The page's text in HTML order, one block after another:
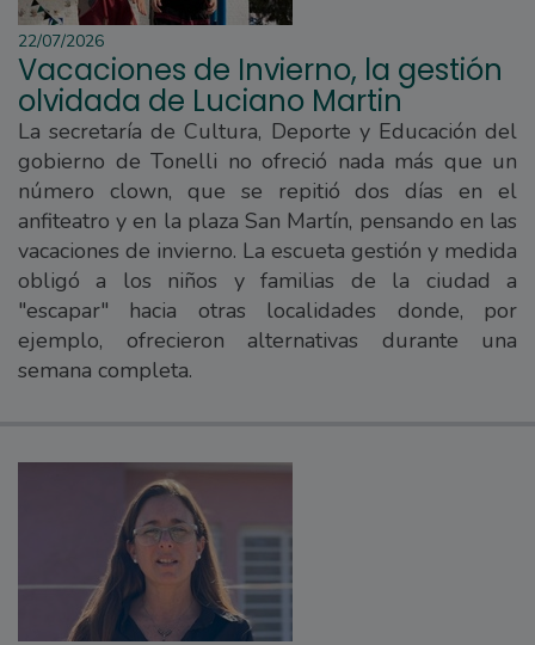
22/07/2026
Vacaciones de Invierno, la gestión
olvidada de Luciano Martin
La secretaría de Cultura, Deporte y Educación del
gobierno de Tonelli no ofreció nada más que un
número clown, que se repitió dos días en el
anfiteatro y en la plaza San Martín, pensando en las
vacaciones de invierno. La escueta gestión y medida
obligó a los niños y familias de la ciudad a
"escapar" hacia otras localidades donde, por
ejemplo, ofrecieron alternativas durante una
semana completa.